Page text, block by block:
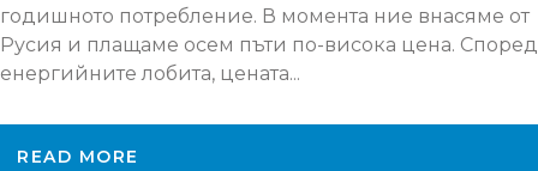
годишното потребление. В момента ние внасяме от
Русия и плащаме осем пъти по-висока цена. Според
енергийните лобита, цената...
READ MORE